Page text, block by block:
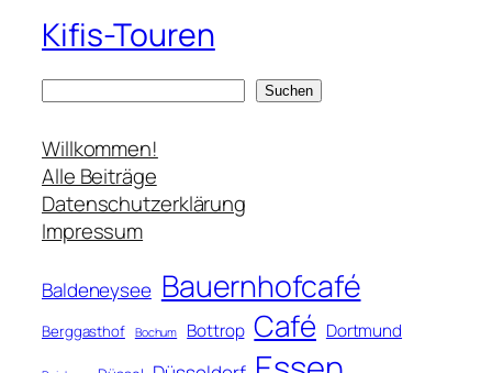
Kifis-Touren
c
h
e
n
Suchen
Willkommen!
Alle Beiträge
Datenschutzerklärung
Impressum
Baldeneysee Bauernhofcafé
Berggasthof Bochum Bottrop Café Dortmund